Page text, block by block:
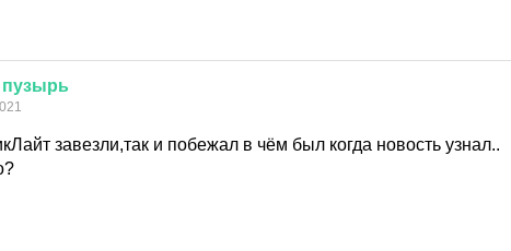
пузырь
завезли,так и побежал в чём был когда новость узнал..